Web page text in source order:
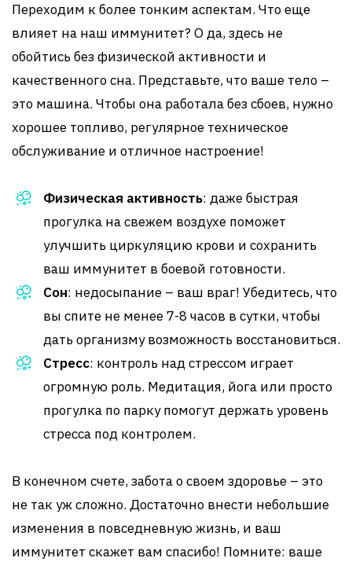
Переходим к более тонким аспектам. Что еще
влияет на наш иммунитет? О да, здесь не
обойтись без физической активности и
качественного сна. Представьте, что ваше тело –
это машина. Чтобы она работала без сбоев, нужно
хорошее топливо, регулярное техническое
обслуживание и отличное настроение!
Физическая активность: даже быстрая
прогулка на свежем воздухе поможет
улучшить циркуляцию крови и сохранить
ваш иммунитет в боевой готовности.
Сон: недосыпание – ваш враг! Убедитесь, что
вы спите не менее 7-8 часов в сутки, чтобы
дать организму возможность восстановиться.
Стресс: контроль над стрессом играет
огромную роль. Медитация, йога или просто
прогулка по парку помогут держать уровень
стресса под контролем.
В конечном счете, забота о своем здоровье – это
не так уж сложно. Достаточно внести небольшие
изменения в повседневную жизнь, и ваш
иммунитет скажет вам спасибо! Помните: ваше